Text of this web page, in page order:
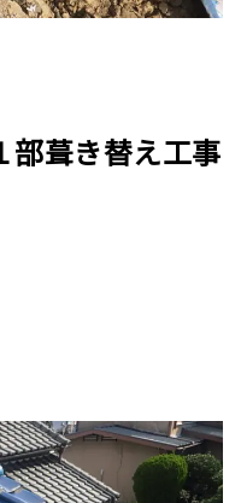
部葺き替え工事